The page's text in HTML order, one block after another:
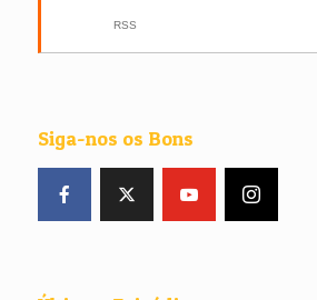
RSS
Siga-nos os Bons